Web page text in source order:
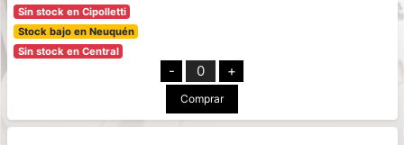
Sin stock en Cipolletti
Stock bajo en Neuquén
Sin stock en Central
- 0 +
Comprar